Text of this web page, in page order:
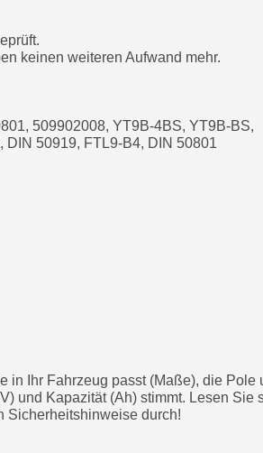
keinen weiteren Aufwand mehr.
509902008, YT9B-4BS, YT9B-BS,
50919, FTL9-B4, DIN 50801
in Ihr Fahrzeug passt (Maße), die Pole
und Kapazität (Ah) stimmt. Lesen Sie
Sicherheitshinweise durch!